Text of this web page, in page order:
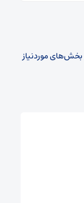
بخش‌های موردنیاز